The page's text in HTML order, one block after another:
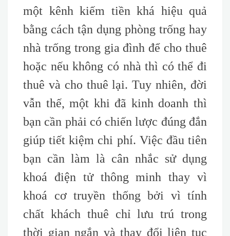
một kênh kiếm tiền khá hiệu quả
bằng cách tận dụng phòng trống hay
nhà trống trong gia đình để cho thuê
hoặc nếu không có nhà thì có thể đi
thuê và cho thuê lại. Tuy nhiên, đời
vẫn thế, một khi đã kinh doanh thì
bạn cần phải có chiến lược đúng đắn
giúp tiết kiệm chi phí. Việc đầu tiên
bạn cần làm là cân nhắc sử dụng
khoá điện tử thông minh thay vì
khoá cơ truyền thống bởi vì tính
chất khách thuê chỉ lưu trú trong
thời gian ngắn và thay đổi liên tục